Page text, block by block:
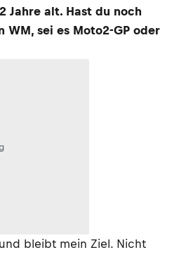
Jahre alt. Hast du noch
WM, sei es Moto2-GP oder
bleibt mein Ziel. Nicht